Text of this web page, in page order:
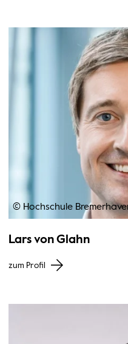
© Hochschule
Lars von Glahn
zum Profil